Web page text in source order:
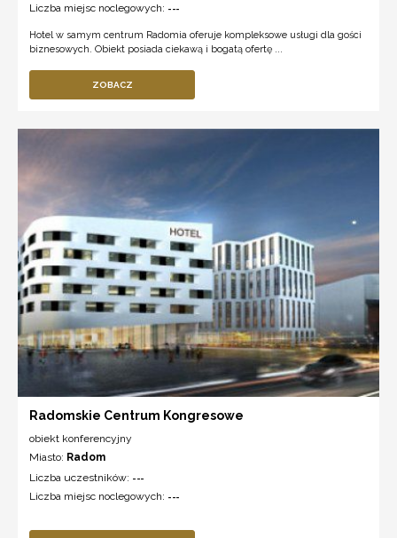
Liczba miejsc noclegowych: ---
Hotel w samym centrum Radomia oferuje kompleksowe usługi dla gości
biznesowych. Obiekt posiada ciekawą i bogatą ofertę ...
ZOBACZ
Radomskie Centrum Kongresowe
obiekt konferencyjny
Miasto: Radom
Liczba uczestników: ---
Liczba miejsc noclegowych: ---